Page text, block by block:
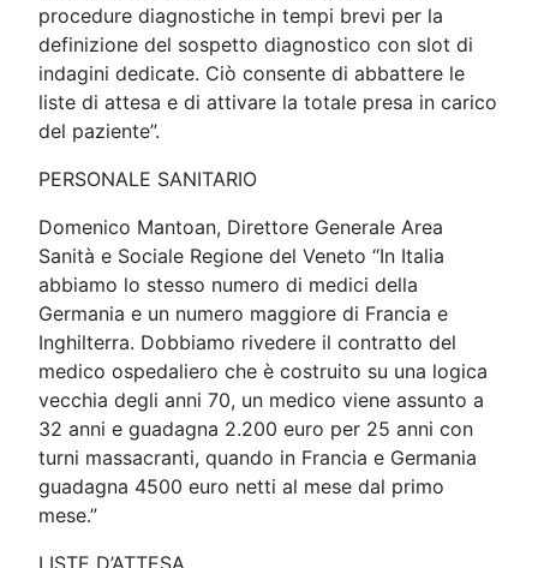
procedure diagnostiche in tempi brevi per la
definizione del sospetto diagnostico con slot di
indagini dedicate. Ciò consente di abbattere le
liste di attesa e di attivare la totale presa in carico
del paziente”.
PERSONALE SANITARIO
Domenico Mantoan, Direttore Generale Area
Sanità e Sociale Regione del Veneto “In Italia
abbiamo lo stesso numero di medici della
Germania e un numero maggiore di Francia e
Inghilterra. Dobbiamo rivedere il contratto del
medico ospedaliero che è costruito su una logica
vecchia degli anni 70, un medico viene assunto a
32 anni e guadagna 2.200 euro per 25 anni con
turni massacranti, quando in Francia e Germania
guadagna 4500 euro netti al mese dal primo
mese.”
LISTE D’ATTESA